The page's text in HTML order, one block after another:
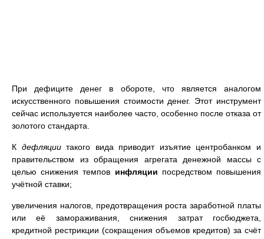
При дефиците денег в обороте, что является аналогом
искусственного повышения стоимости денег. Этот инструмент
сейчас используется наиболее часто, особенно после отказа от
золотого стандарта.
К дефляциитакого вида приводит изъятие центробанком и
правительством из обращения агрегата денежной массы с
целью снижения темпов инфляции посредством повышения
учётной ставки;
увеличения налогов, предотвращения роста заработной платы
или её замораживания, снижения затрат госбюджета,
кредитной рестрикции (сокращения объемов кредитов) за счёт